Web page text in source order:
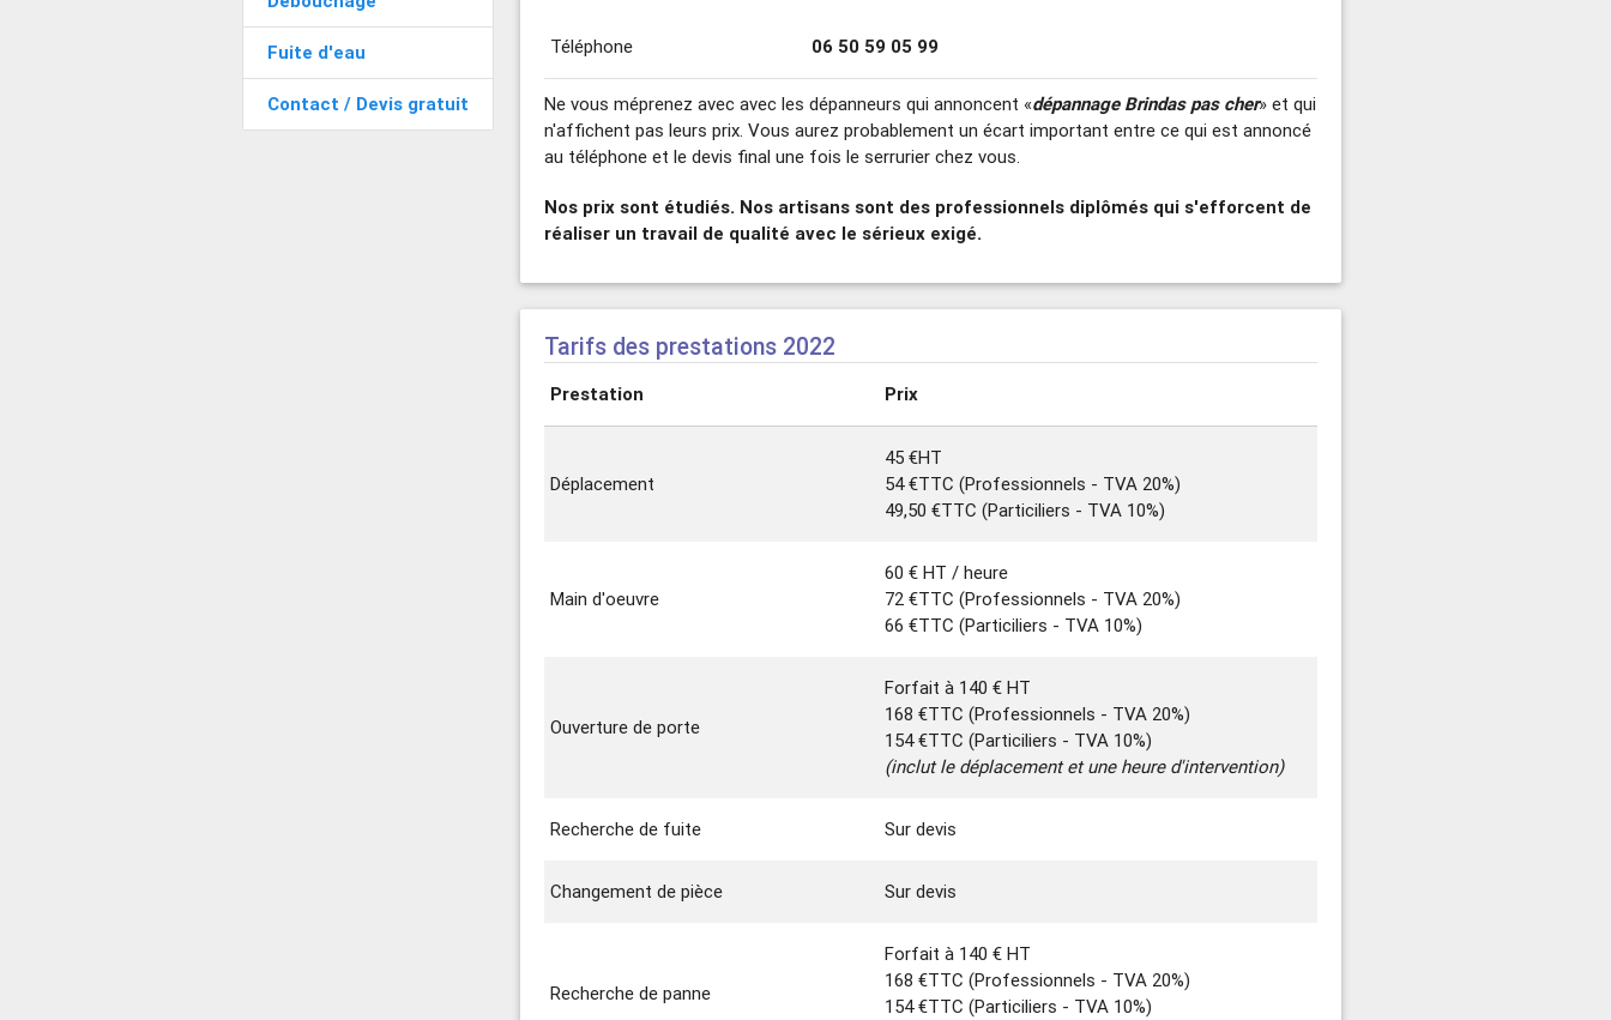
Fuite d'eau
Contact / Devis gratuit
Téléphone 06 50 59 05 99
Ne vous méprenez avec avec les dépanneurs qui annoncent «dépannage Brindas pas cher» et qui
n'affichent pas leurs prix. Vous aurez probablement un écart important entre ce qui est annoncé
au téléphone et le devis final une fois le serrurier chez vous.
Nos prix sont étudiés. Nos artisans sont des professionnels diplômés qui s'efforcent de
réaliser un travail de qualité avec le sérieux exigé.
Tarifs des prestations 2022
Prestation Prix
Déplacement
45 €HT
54 €TTC (Professionnels - TVA 20%)
49,50 €TTC (Particiliers - TVA 10%)
Main d'oeuvre
60 € HT / heure
72 €TTC (Professionnels - TVA 20%)
66 €TTC (Particiliers - TVA 10%)
Ouverture de porte
Forfait à 140 € HT
168 €TTC (Professionnels - TVA 20%)
154 €TTC (Particiliers - TVA 10%)
(inclut le déplacement et une heure d'intervention)
Recherche de fuite Sur devis
Changement de pièce Sur devis
Recherche de panne
Forfait à 140 € HT
168 €TTC (Professionnels - TVA 20%)
154 €TTC (Particiliers - TVA 10%)